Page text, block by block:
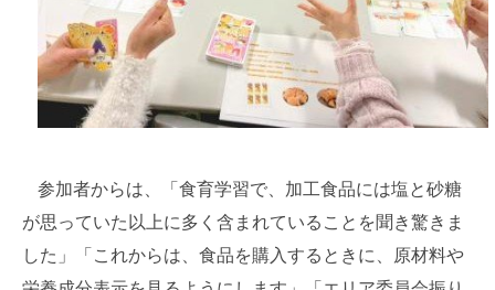
参加者からは、「食育学習で、加工食品には塩と砂糖
が思っていた以上に多く含まれていることを聞き驚きま
した」「これからは、食品を購入するときに、原材料や